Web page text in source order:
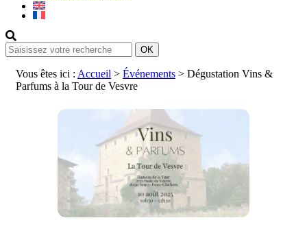
Vous êtes ici : Accueil > Événements > Dégustation Vins &
Parfums à la Tour de Vesvre